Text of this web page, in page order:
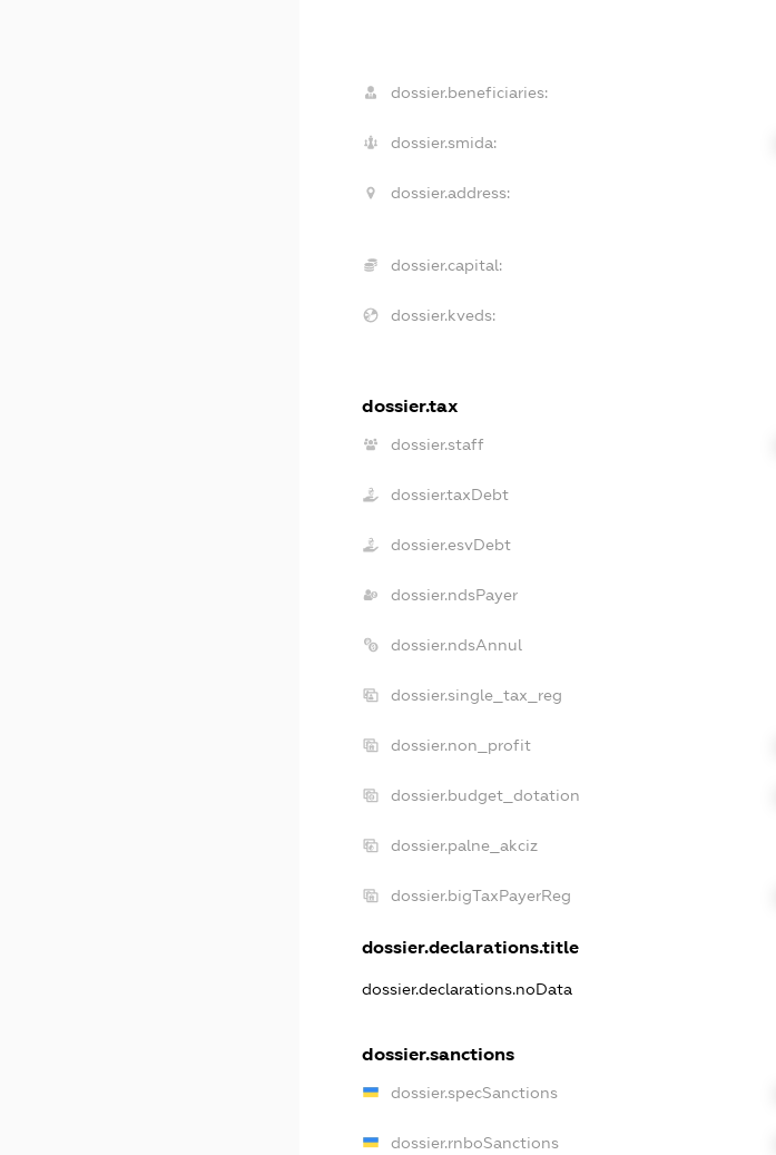
dossier.beneficiaries:
dossier.smida:
dossier.address:
dossier.capital:
dossier.kveds:
dossier.tax
dossier.staff
dossier.taxDebt
dossier.esvDebt
dossier.ndsPayer
dossier.ndsAnnul
dossier.single_tax_reg
dossier.non_profit
dossier.budget_dotation
dossier.palne_akciz
dossier.bigTaxPayerReg
dossier.declarations.title
dossier.declarations.noData
dossier.sanctions
dossier.specSanctions
dossier.rnboSanctions